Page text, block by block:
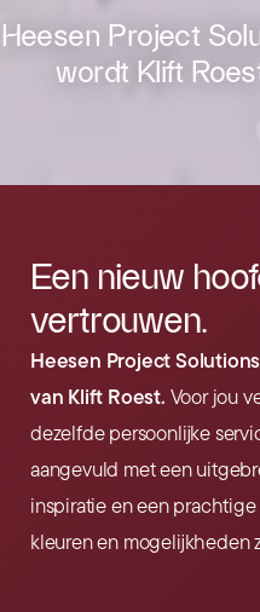
Heesen Project
wordt Klift
Een nieuw
vertrouwen.
Heesen Project
van Klift Roest. Voor jou
dezelfde persoonlijke
aangevuld met een
inspiratie en een prachtige
kleuren en mogelijkheden